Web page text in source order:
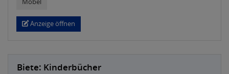
Anzeige öffnen
Biete: Kinderbücher